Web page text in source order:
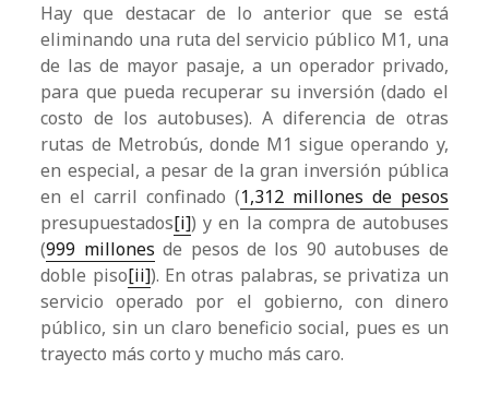
Hay que destacar de lo anterior que se está
eliminando una ruta del servicio público M1, una
de las de mayor pasaje, a un operador privado,
para que pueda recuperar su inversión (dado el
costo de los autobuses). A diferencia de otras
rutas de Metrobús, donde M1 sigue operando y,
en especial, a pesar de la gran inversión pública
en el carril confinado (1,312 millones de pesos
presupuestados[i]) y en la compra de autobuses
(999 millones de pesos de los 90 autobuses de
doble piso[ii]). En otras palabras, se privatiza un
servicio operado por el gobierno, con dinero
público, sin un claro beneficio social, pues es un
trayecto más corto y mucho más caro.